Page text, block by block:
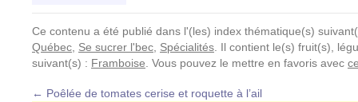
Ce contenu a été publié dans l'(les) index thématique(s)
Québec Se sucrer l'bec Spécialités . Il contient le(s) fruit(s),
suivant(s) : Framboise . Vous pouvez le mettre en favoris avec
← Poêlée de tomates cerise et roquette à l’ail